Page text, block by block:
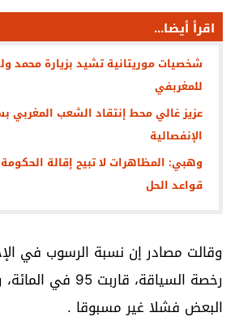
اقرأ أيضا...
شخصيات موريتانية تشيد بزيارة محمد
للمغربفي
عزيز غالي محط إنتقاد الشعب المغربي
الإنفصالية
وهبي: المظاهرات لا تبيح إقالة
قواعد الحل
وقالت مصادر إن نسبة الرسوب في
رخصة السياقة، قاربت
البعض فشلا غير مسبوقا .